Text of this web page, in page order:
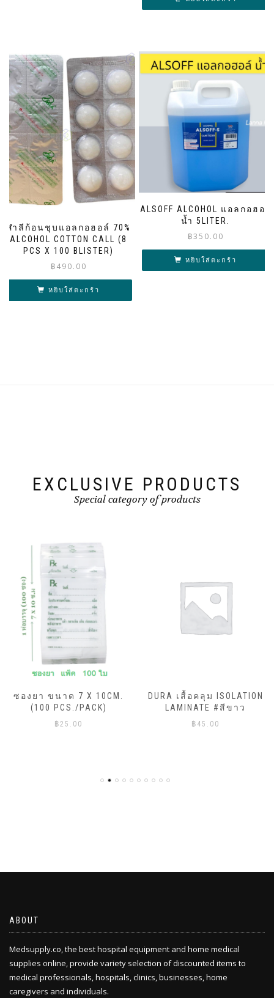
สำลีก้อนชุบแอลกอฮอล์ 70%
ALCOHOL COTTON CALL (8
PCS X 100 BLISTER)
฿490.00
หยิบใส่ตะกร้า
ALSOFF ALCOHOL แอลกอฮอร์
น้ำ 5LITER.
฿350.00
หยิบใส่ตะกร้า
EXCLUSIVE PRODUCTS
Special category of products
ซองยา ขนาด 7 X 10CM.
(100 PCS./PACK)
฿25.00
DURA เสื้อคลุม ISOLATION
LAMINATE #สีขาว
฿ 45.00
ABOUT
Medsupply.co, the best hospital equipment and home medical
supplies online, provide variety selection of discounted items to
medical professionals, hospitals, clinics, businesses, home
caregivers and individuals.